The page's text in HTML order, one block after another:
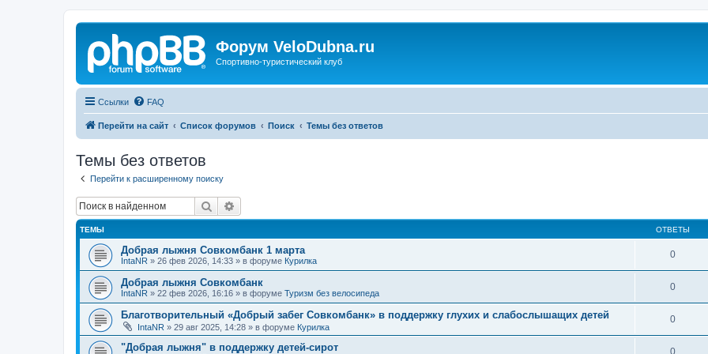
Форум VeloDubna.ru
Спортивно-туристический клуб
Ссылки FAQ
Перейти на сайт Список форумов Поиск Темы без ответов
Темы без ответов
Перейти к расширенному поиску
Поиск
ТЕМЫ ОТВЕТЫ
Добрая лыжня Совкомбанк 1 марта
IntaNR » 26 фев 2026, 14:33 » в форуме Курилка
0
Добрая лыжня Совкомбанк
IntaNR » 22 фев 2026, 16:16 » в форуме Туризм без велосипеда
0
Благотворительный «Добрый забег Совкомбанк» в поддержку глухих и слабослышащих детей
IntaNR » 29 авг 2025, 14:28 » в форуме Курилка
0
"Добрая лыжня" в поддержку детей-сирот 0